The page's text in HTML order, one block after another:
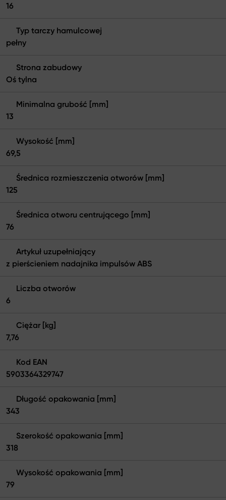
16
Typ tarczy hamulcowej
pełny
Strona zabudowy
Oś tylna
Minimalna grubość [mm]
13
Wysokość [mm]
69,5
Średnica rozmieszczenia otworów [mm]
125
Średnica otworu centrującego [mm]
76
Artykuł uzupełniający
z pierścieniem nadajnika impulsów ABS
Liczba otworów
6
Ciężar [kg]
7,76
Kod EAN
5903364329747
Długość opakowania [mm]
343
Szerokość opakowania [mm]
318
Wysokość opakowania [mm]
79